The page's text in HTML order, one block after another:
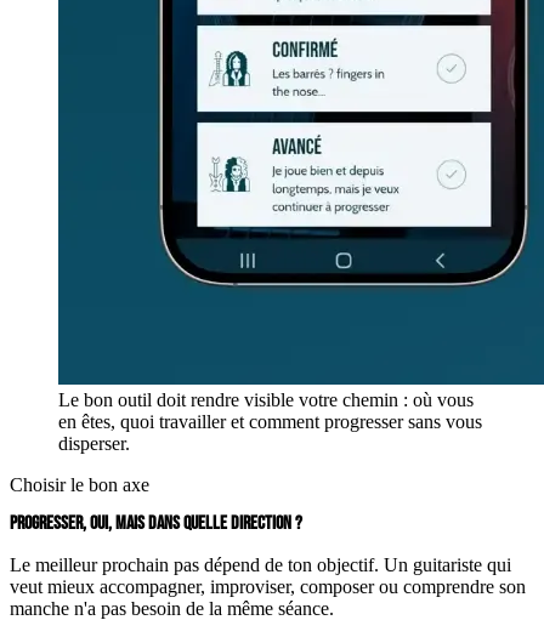
Le bon outil doit rendre visible votre chemin : où vous
en êtes, quoi travailler et comment progresser sans vous
disperser.
Choisir le bon axe
PROGRESSER, OUI, MAIS DANS QUELLE DIRECTION ?
Le meilleur prochain pas dépend de ton objectif. Un guitariste qui
veut mieux accompagner, improviser, composer ou comprendre son
manche n'a pas besoin de la même séance.